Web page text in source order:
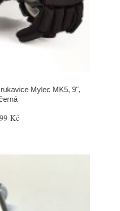
Mylec MK5, 9",
Kč